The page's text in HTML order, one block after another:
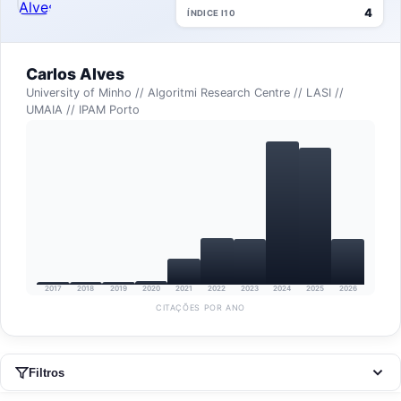
ÍNDICE I10 4
Carlos Alves
University of Minho // Algoritmi Research Centre // LASI //
UMAIA // IPAM Porto
2017 2018 2019 2020 2021 2022 2023 2024 2025 2026
CITAÇÕES POR ANO
Filtros